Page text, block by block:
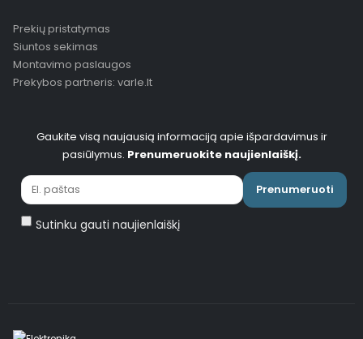
Prekių pristatymas
Siuntos sekimas
Montavimo paslaugos
Prekybos partneris: varle.lt
Gaukite visą naujausią informaciją apie išpardavimus ir
pasiūlymus. Prenumeruokite naujienlaiškį.
Prenumeruoti
Sutinku gauti naujienlaiškį